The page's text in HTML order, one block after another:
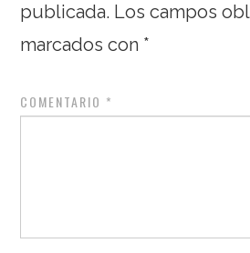
publicada. Los campos
marcados con *
COMENTARIO *